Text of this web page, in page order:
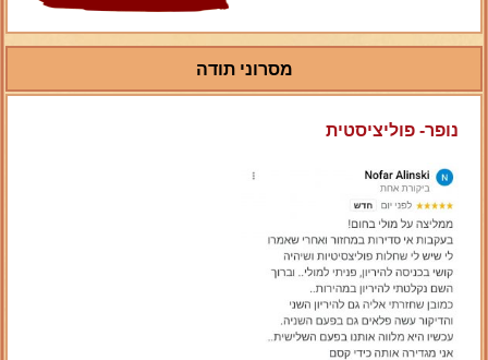
מסרוני תודה
נופר- פוליציסטית